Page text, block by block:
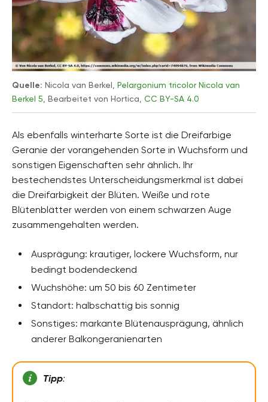
Quelle: Nicola van Berkel, Pelargonium tricolor Nicola van
Berkel 5 , Bearbeitet von Hortica, CC BY-SA 4.0
Als ebenfalls winterharte Sorte ist die Dreifarbige
Geranie der vorangehenden Sorte in Wuchsform und
sonstigen Eigenschaften sehr ähnlich. Ihr
bestechendstes Unterscheidungsmerkmal ist dabei
die Dreifarbigkeit der Blüten. Weiße und rote
Blütenblätter werden von einem schwarzen Auge
zusammengehalten werden.
Ausprägung: krautiger, lockere Wuchsform, nur
bedingt bodendeckend
Wuchshöhe: um 50 bis 60 Zentimeter
Standort: halbschattig bis sonnig
Sonstiges: markante Blütenausprägung, ähnlich
anderer Balkongeranienarten
Tipp: